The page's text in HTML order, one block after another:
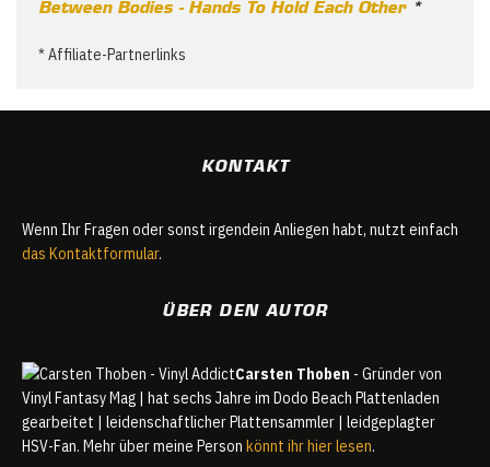
Between Bodies - Hands To Hold Each Other*
* Affiliate-Partnerlinks
KONTAKT
Wenn Ihr Fragen oder sonst irgendein Anliegen habt, nutzt einfach
das Kontaktformular.
ÜBER DEN AUTOR
Carsten Thoben - Gründer von
Vinyl Fantasy Mag | hat sechs Jahre im Dodo Beach Plattenladen
gearbeitet | leidenschaftlicher Plattensammler | leidgeplagter
HSV-Fan. Mehr über meine Person könnt ihr hier lesen.